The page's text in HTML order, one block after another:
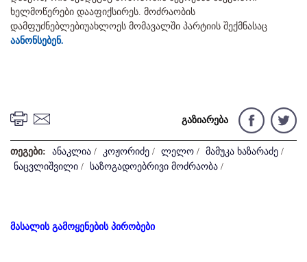
ხელმოწერები დააფიქსირეს. მოძრაობის
დამფუძნებლებიუახლოეს მომავალში პარტიის შექმნასაც
აანონსებენ.
გაზიარება
თეგები: ანაკლია / კოჟორიძე / ლელო / მამუკა ხაზარაძე /
ნაცვლიშვილი / საზოგადოებრივი მოძრაობა /
მასალის გამოყენების პირობები